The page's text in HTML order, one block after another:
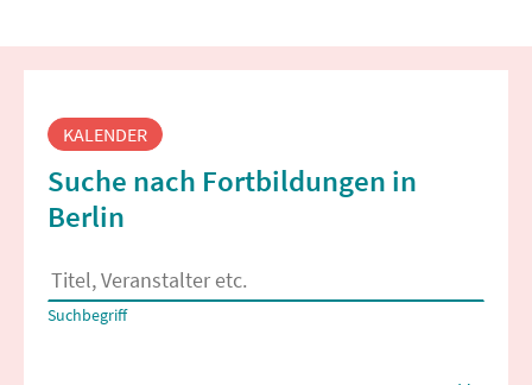
Fortbildungssuche
KALENDER
Suche nach Fortbildungen in
Berlin
Es erscheinen Suchvorschläge, wenn mindestens 2 Zeichen
Suchbegriff